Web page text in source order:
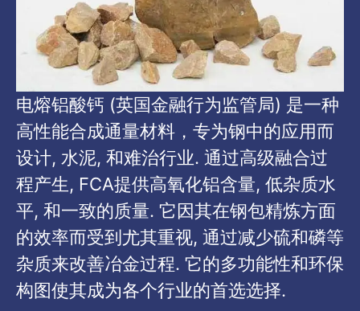
电熔铝酸钙 (英国金融行为监管局) 是一种
高性能合成通量材料，专为钢中的应用而
设计, 水泥, 和难治行业. 通过高级融合过
程产生, FCA提供高氧化铝含量, 低杂质水
平, 和一致的质量. 它因其在钢包精炼方面
的效率而受到尤其重视, 通过减少硫和磷等
杂质来改善冶金过程. 它的多功能性和环保
构图使其成为各个行业的首选选择.